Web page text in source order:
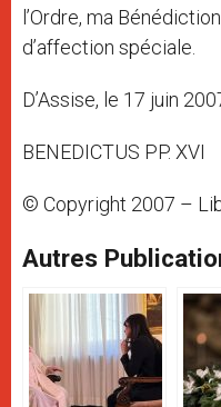
l’Ordre, ma
d’affection spéciale.
D’Assise, le 17 juin
BENEDICTUS PP. XVI
© Copyright 2007 –
Autres